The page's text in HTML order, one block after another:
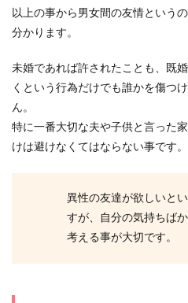
以上の事から男女間の友情という
分かります。
未婚であれば許されたことも、既
くという行為だけでも誰かを傷つ
ん。
特に一番大切な夫や子供と言った
けは避けなくてはならない事です。
異性の友達が欲しいと
すが、自分の気持ちば
考える事が大切です。